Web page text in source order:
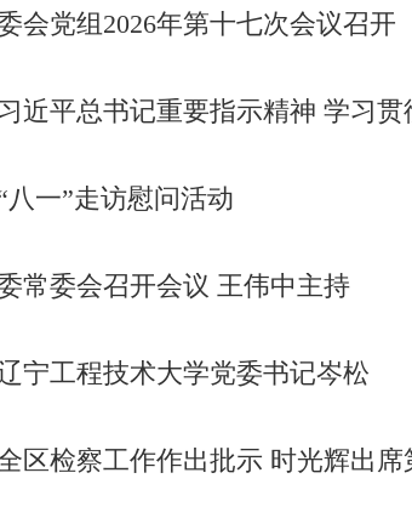
会党组2026年第十七次会议召开
记重要指示精神 学习贯彻党中央和自治区党委部署要求 研究
八一”走访慰问活动
常委会召开会议 王伟中主持
宁工程技术大学党委书记岑松
区检察工作作出批示 时光辉出